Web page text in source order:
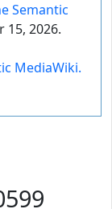
Semantic
2026.
MediaWiki.